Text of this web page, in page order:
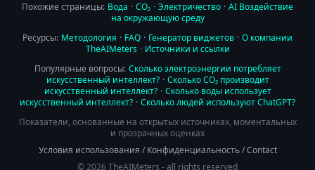
Похожие страницы: Вода · CO₂ · Электричество · AI Воздействие
на окружающую среду
Ресурсы: Методология · FAQ · Генератор виджетов · О компании
TheAIMeters · Источники и ссылки
Популярные вопросы: Сколько электроэнергии потребляет
искусственный интеллект? · Сколько CO₂ производит
искусственный интеллект? · Сколько воды использует
искусственный интеллект? · Сколько людей используют ChatGPT?
Показатели, основанные на открытых источниках, моментальных
и прозрачных оценках
Условия использования /Конфиденциальность/Contact
© 2026 TheAIMeters - all rights reserved